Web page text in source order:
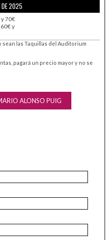
DE 2025
y 70€
y
las Taquillas del Auditorium
pagará un precio mayor y no se
ALONSO PUIG